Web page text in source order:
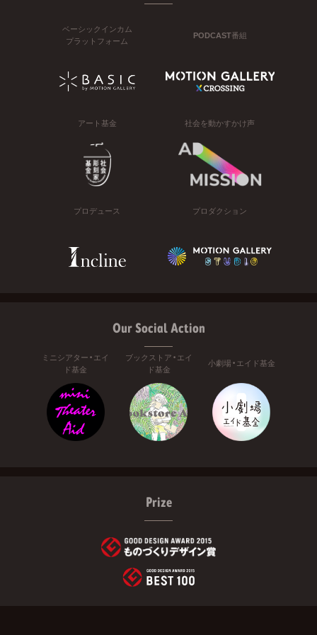
ベーシックインカム
プラットフォーム
PODCAST番組
アート基金 社会を動かすかけ声
プロデュース プロダクション
Our Social Action
ミニシアター・エイ
ド基金
ブックストア・エイ
ド基金
小劇場・エイド基金
Prize